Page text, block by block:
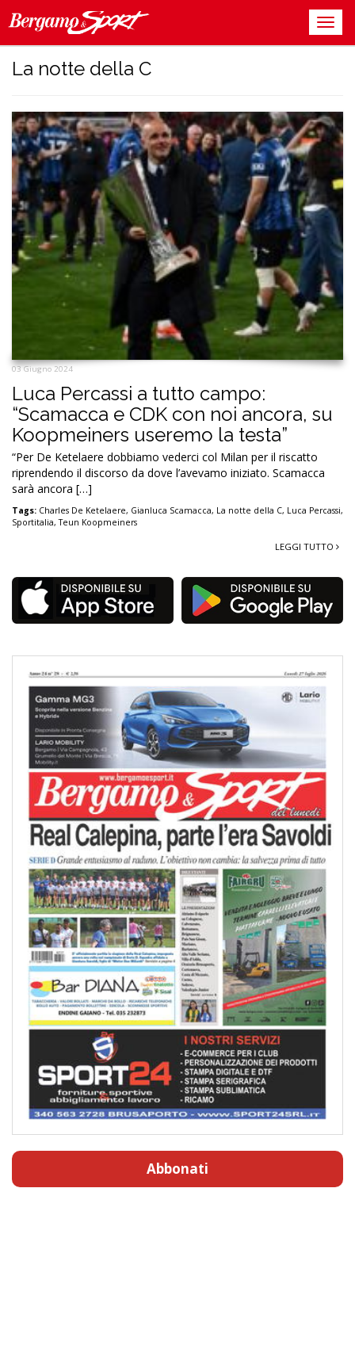
La notte della C
03 Giugno 2024
Luca Percassi a tutto campo:
“Scamacca e CDK con noi ancora, su
Koopmeiners useremo la testa”
“Per De Ketelaere dobbiamo vederci col Milan per il riscatto
riprendendo il discorso da dove l’avevamo iniziato. Scamacca
sarà ancora […]
Tags: Charles De Ketelaere, Gianluca Scamacca, La notte della C, Luca Percassi,
Sportitalia,Teun Koopmeiners
LEGGI TUTTO
Abbonati